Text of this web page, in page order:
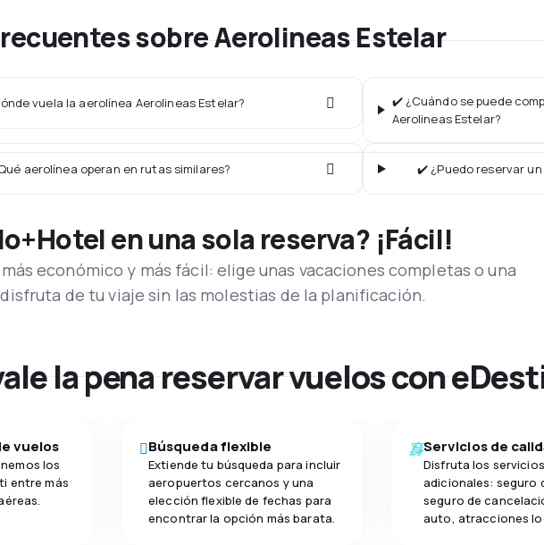
sobre Aerolineas Estelar
vuela la aerolínea Aerolineas Estelar?
✔️ ¿Cuándo se puede
Aerolineas Estelar?
aerolínea operan en rutas similares? ✔️ ¿Puedo reservar
en una sola reserva? ¡Fácil!
económico y más fácil: elige unas vacaciones completas o una
de tu viaje sin las molestias de la planificación.
la pena reservar vuelos con
vuelos
los
entre más
Búsqueda flexible
Extiende tu búsqueda para incluir
aeropuertos cercanos y una
elección flexible de fechas para
encontrar la opción más barata.
Servicios de
Disfruta los servicios
adicionales: seguro
seguro de
auto, atracciones